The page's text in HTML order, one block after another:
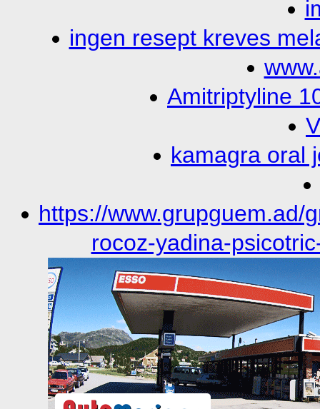
ingen resept kreves
Amitriptyline
kamagra oral
https://www.grupguem.ad/
rocoz-yadina-